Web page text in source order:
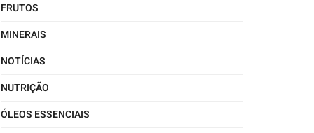
FRUTOS
MINERAIS
NOTÍCIAS
NUTRIÇÃO
ÓLEOS ESSENCIAIS